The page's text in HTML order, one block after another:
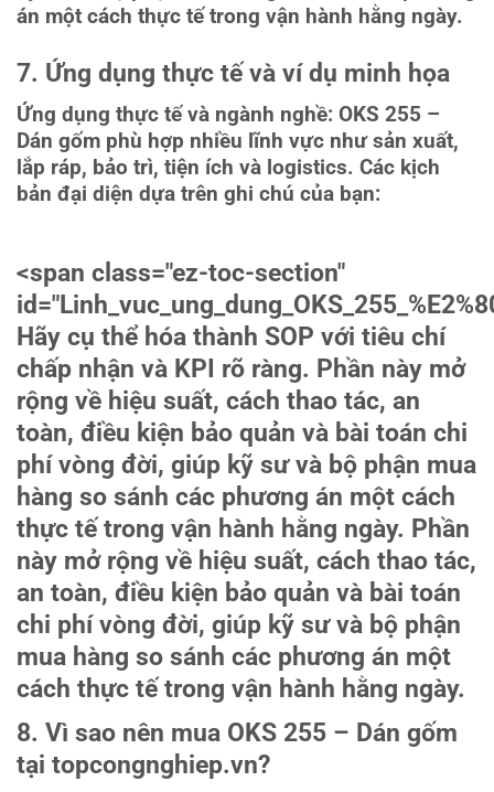
án một cách thực tế trong vận hành hằng ngày.
7. Ứng dụng thực tế và ví dụ minh họa
Ứng dụng thực tế và ngành nghề: OKS 255 –
Dán gốm phù hợp nhiều lĩnh vực như sản xuất,
lắp ráp, bảo trì, tiện ích và logistics. Các kịch
bản đại diện dựa trên ghi chú của bạn:
<span class="ez-toc-section"
Hãy cụ thể hóa thành SOP với tiêu chí
chấp nhận và KPI rõ ràng. Phần này mở
rộng về hiệu suất, cách thao tác, an
toàn, điều kiện bảo quản và bài toán chi
phí vòng đời, giúp kỹ sư và bộ phận mua
hàng so sánh các phương án một cách
thực tế trong vận hành hằng ngày. Phần
này mở rộng về hiệu suất, cách thao tác,
an toàn, điều kiện bảo quản và bài toán
chi phí vòng đời, giúp kỹ sư và bộ phận
mua hàng so sánh các phương án một
cách thực tế trong vận hành hằng ngày.
8. Vì sao nên mua OKS 255 – Dán gốm
tại topcongnghiep.vn?